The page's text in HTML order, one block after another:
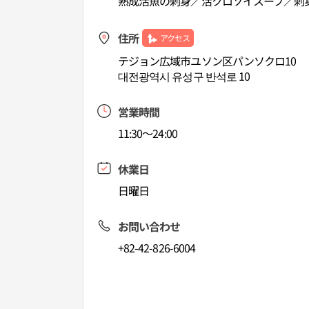
住所 アクセス
テジョン広域市ユソン区パンソクロ10
대전광역시 유성구 반석로 10
営業時間
11:30～24:00
休業日
日曜日
お問い合わせ
+82-42-826-6004